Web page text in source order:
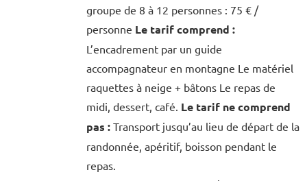
groupe de 8 à 12 personnes : 75 € /
personne Le tarif comprend :
L’encadrement par un guide
accompagnateur en montagne Le matériel
raquettes à neige + bâtons Le repas de
midi, dessert, café. Le tarif ne comprend
pas : Transport jusqu’au lieu de départ de la
randonnée, apéritif, boisson pendant le
repas.